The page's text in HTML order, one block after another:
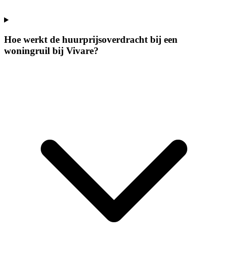
Hoe werkt de huurprijsoverdracht bij een
woningruil bij Vivare?